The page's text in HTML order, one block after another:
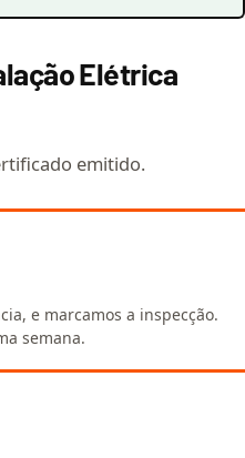
Elétrica
emitido.
e marcamos a inspecção.
semana.